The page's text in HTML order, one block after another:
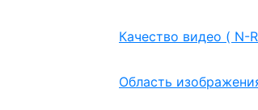
Качество видео ( N-
Область